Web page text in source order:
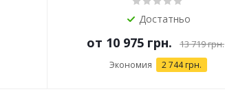
Достатньо
от 10 975 грн. 13 719 грн.
Экономия 2 744 грн.